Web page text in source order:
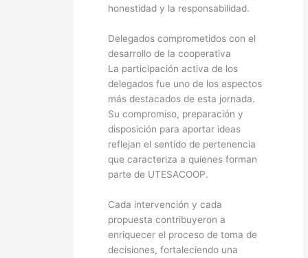
honestidad y la responsabilidad.
Delegados comprometidos con el
desarrollo de la cooperativa
La participación activa de los
delegados fue uno de los aspectos
más destacados de esta jornada.
Su compromiso, preparación y
disposición para aportar ideas
reflejan el sentido de pertenencia
que caracteriza a quienes forman
parte de UTESACOOP.
Cada intervención y cada
propuesta contribuyeron a
enriquecer el proceso de toma de
decisiones, fortaleciendo una